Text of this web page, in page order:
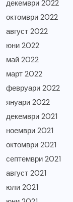
декември 2022
октомври 2022
август 2022
юни 2022
май 2022
март 2022
февруари 2022
януари 2022
декември 2021
ноември 2021
октомври 2021
септември 2021
август 2021
юли 2021